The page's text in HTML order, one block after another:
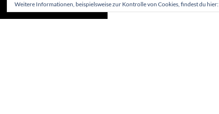
Weitere Informationen, beispielsweise zur Kontrolle von Cookies, findest du hier: